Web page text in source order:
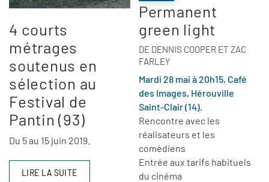
4 courts
métrages
soutenus en
sélection au
Festival de
Pantin (93)
Du 5 au 15 juin 2019.
LIRE LA SUITE
Permanent
green light
DE DENNIS COOPER ET ZAC
FARLEY
Mardi 28 mai à 20h15, Café
des Images, Hérouville
Saint-Clair (14).
Rencontre avec les
réalisateurs et les
comédiens
Entrée aux tarifs habituels
du cinéma